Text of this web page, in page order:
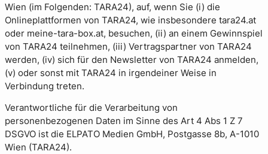
Wien (im Folgenden: TARA24), auf, wenn Sie (i) die
Onlineplattformen von TARA24, wie insbesondere tara24.at
oder meine-tara-box.at, besuchen, (ii) an einem Gewinnspiel
von TARA24 teilnehmen, (iii) Vertragspartner von TARA24
werden, (iv) sich für den Newsletter von TARA24 anmelden,
(v) oder sonst mit TARA24 in irgendeiner Weise in
Verbindung treten.
Verantwortliche für die Verarbeitung von
personenbezogenen Daten im Sinne des Art 4 Abs 1 Z 7
DSGVO ist die ELPATO Medien GmbH, Postgasse 8b, A-1010
Wien (TARA24).